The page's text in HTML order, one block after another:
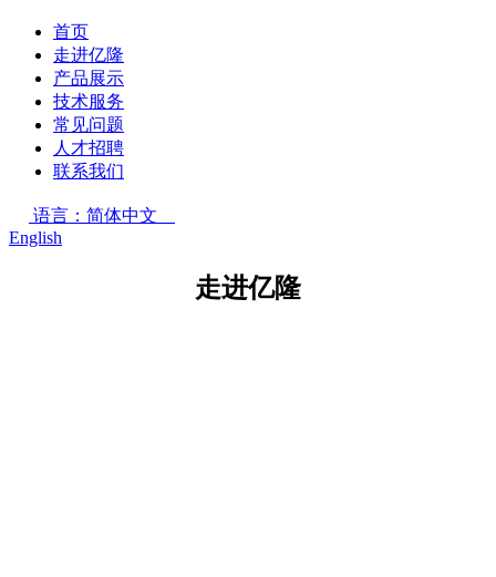
首页
走进亿隆
产品展示
技术服务
常见问题
人才招聘
联系我们
语言：简体中文
English
走进亿隆